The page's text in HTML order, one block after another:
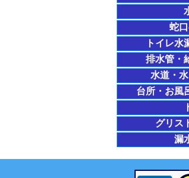
蛇
トイレ
排水管・
水道・
台所・お風
グリス
漏